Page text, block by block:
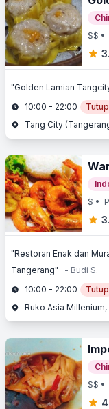
$$ •
"Golden Lamian
10:00 - 22:00
Tutup
$ •
"Restoran Enak dan
Tangerang"
- Budi S.
10:00 - 22:00
Tutup
$$ •